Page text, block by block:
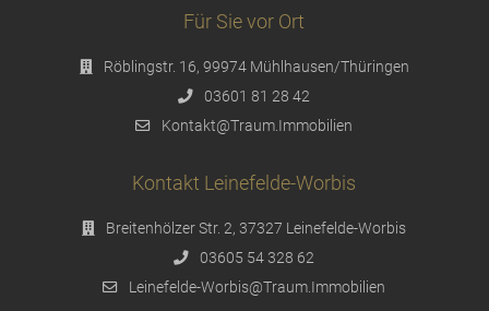
Für Sie vor Ort
Röblingstr. 16, 99974 Mühlhausen/Thüringen
03601 81 28 42
Kontakt@Traum.Immobilien
Kontakt Leinefelde-Worbis
Breitenhölzer Str. 2, 37327 Leinefelde-Worbis
03605 54 328 62
Leinefelde-Worbis@Traum.Immobilien